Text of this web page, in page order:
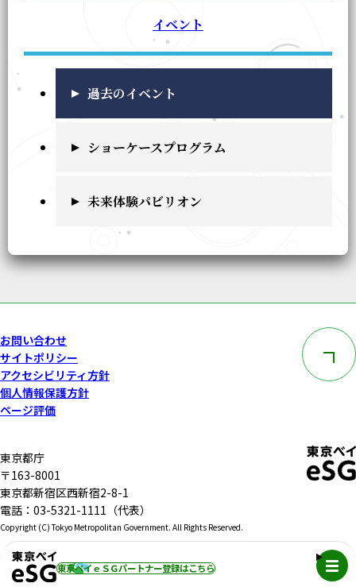
東京ベイｅＳＧパートナー登録はこちら メニュ
イベント
過去のイベント
ショーケースプログラム
未来体験パビリオン
お問い合わせ
サイトポリシー
アクセシビリティ方針
個人情報保護方針
ページ評価
このペー
東京都庁
〒163-8001
東京都新宿区西新宿2-8-1
電話：03-5321-1111（代表）
Copyright (C) Tokyo Metropolitan Government. All Rights Reserved.